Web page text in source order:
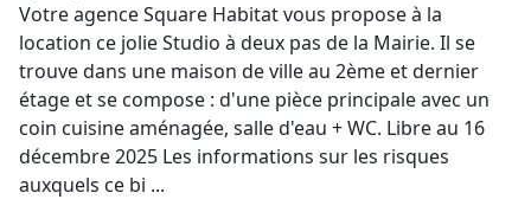
Votre agence Square Habitat vous propose à la
location ce jolie Studio à deux pas de la Mairie. Il se
trouve dans une maison de ville au 2ème et dernier
étage et se compose : d'une pièce principale avec un
coin cuisine aménagée, salle d'eau + WC. Libre au 16
décembre 2025 Les informations sur les risques
auxquels ce bi ...